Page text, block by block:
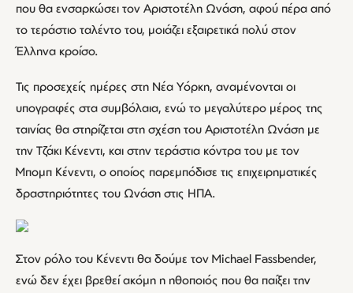
που θα ενσαρκώσει τον Αριστοτέλη Ωνάση, αφού πέρα από
το τεράστιο ταλέντο του, μοιάζει εξαιρετικά πολύ στον
Έλληνα κροίσο.
Τις προσεχείς ημέρες στη Νέα Υόρκη, αναμένονται οι
υπογραφές στα συμβόλαια, ενώ το μεγαλύτερο μέρος της
ταινίας θα στηρίζεται στη σχέση του Αριστοτέλη Ωνάση με
την Τζάκι Κένεντι, και στην τεράστια κόντρα του με τον
Μπομπ Κένεντι, ο οποίος παρεμπόδισε τις επιχειρηματικές
δραστηριότητες του Ωνάση στις ΗΠΑ.
Στον ρόλο του Κένεντι θα δούμε τον Michael Fassbender,
ενώ δεν έχει βρεθεί ακόμη η ηθοποιός που θα παίξει την